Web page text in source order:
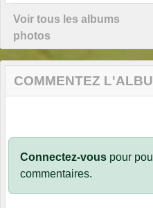
Voir tous les albums
photos
COMMENTEZ
Connectez-vous pour
commentaires.